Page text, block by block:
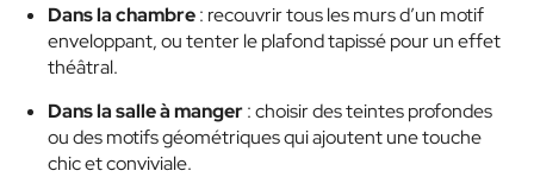
Dans la chambre: recouvrir tous les murs d’un motif
enveloppant, ou tenter le plafond tapissé pour un effet
théâtral.
Dans la salle à manger: choisir des teintes profondes
ou des motifs géométriques qui ajoutent une touche
chic et conviviale.